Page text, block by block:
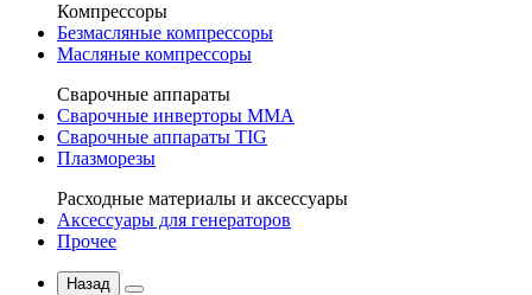
Компрессоры
Безмасляные компрессоры
Масляные компрессоры
Сварочные аппараты
Сварочные инверторы MMA
Сварочные аппараты TIG
Плазморезы
Расходные материалы и аксессуары
Аксессуары для генераторов
Прочее
Назад